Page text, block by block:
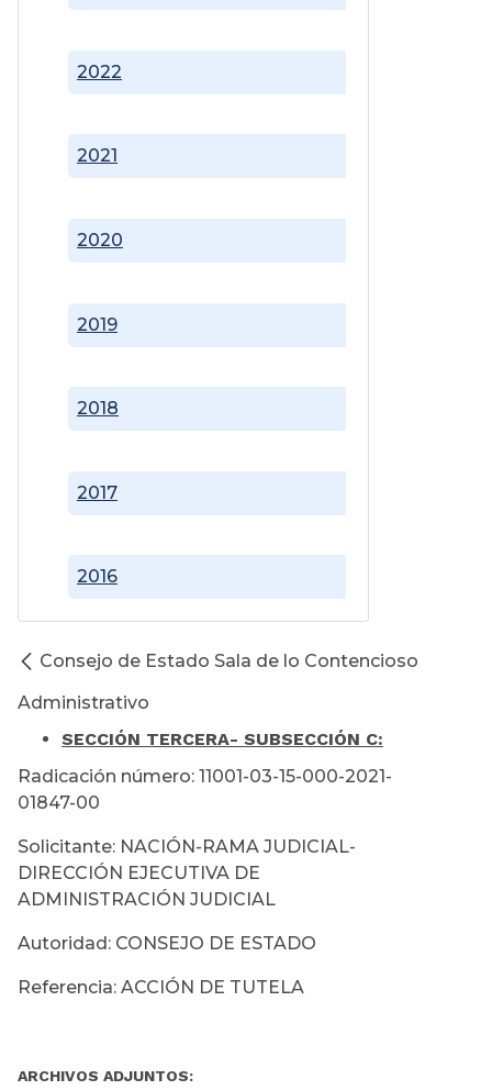
2016
2017
2018
2019
2020
2021
2022
Consejo de Estado Sala de lo Contencioso
Administrativo
SECCIÓN TERCERA- SUBSECCIÓN C:
Radicación número: 11001-03-15-000-2021-
01847-00
Solicitante: NACIÓN-RAMA JUDICIAL-
DIRECCIÓN EJECUTIVA DE
ADMINISTRACIÓN JUDICIAL
Autoridad: CONSEJO DE ESTADO
Referencia: ACCIÓN DE TUTELA
ARCHIVOS ADJUNTOS: